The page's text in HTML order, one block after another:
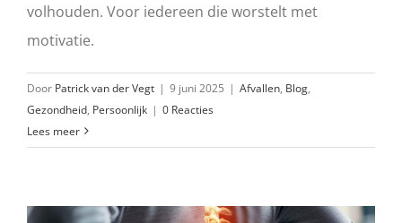
volhouden. Voor iedereen die worstelt met
motivatie.
Door Patrick van der Vegt | 9 juni 2025 | Afvallen, Blog,
Gezondheid, Persoonlijk | 0 Reacties
Lees meer